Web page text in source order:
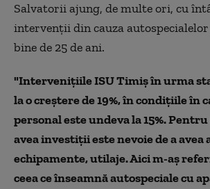
Salvatorii ajung, de multe ori, cu
intervenţii din cauza
bine de 25 de ani.
"Intervenițiile ISU Timiș în urma
la o creștere de 19%, în condițiile în
personal este undeva la 15%.
avea investiții este nevoie de a avea
echipamente, utilaje. Aici m-aș
ceea ce înseamnă autospeciale cu